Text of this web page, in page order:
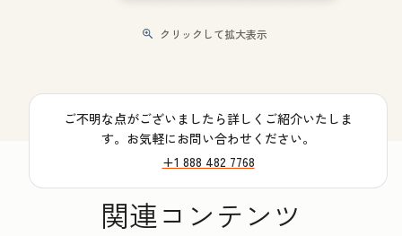
クリックして拡大表示
ご不明な点がございましたら詳しくご紹介いたしま
す。お気軽にお問い合わせください。
+1 888 482 7768
関連コンテンツ